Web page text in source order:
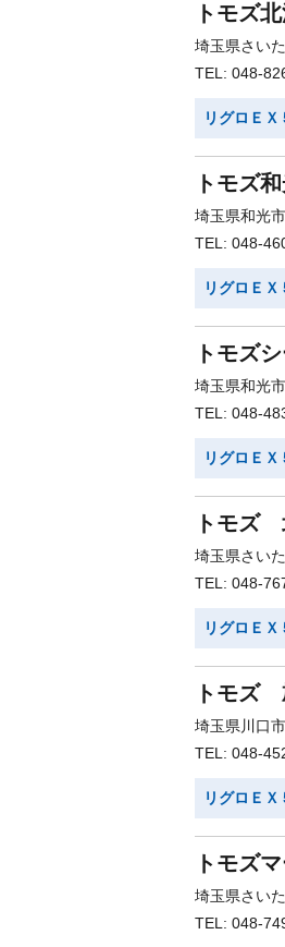
トモズ
埼玉県さい
TEL: 048-
リグロＥ
トモズ
埼玉県和光
TEL: 048-
リグロＥ
トモズ
埼玉県和光
TEL: 048-
リグロＥ
トモズ
埼玉県さい
TEL: 048-
リグロＥ
トモズ
埼玉県川口
TEL: 048-
リグロＥ
トモズ
埼玉県さい
TEL: 048-